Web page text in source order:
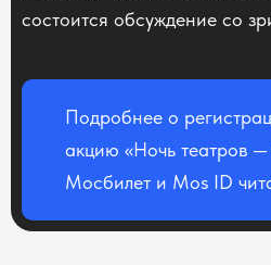
состоится обсуждение со
Подробнее о
акцию «Ночь театров
Мосбилет и Mos ID